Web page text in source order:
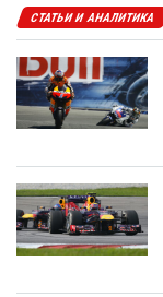
СТАТЬИ И АНАЛИТИКА